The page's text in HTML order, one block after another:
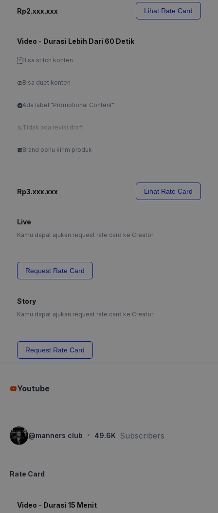
Rp2.xxx.xxx Lihat Rate Card
Video - Durasi Lebih Dari 60 Detik
Bisa stitch konten
Bisa duet konten
Ada label "Promotional Content"
Tidak ada revisi draft
Brand perlu kirim produk
Rp3.xxx.xxx Lihat Rate Card
Live
Kamu dapat ajukan request rate card ke Creator
Request Rate Card
Story
Kamu dapat ajukan request rate card ke Creator
Request Rate Card
Youtube
@manners club · 49.6K Subscribers
Rate Card
Video - Durasi 15 Menit